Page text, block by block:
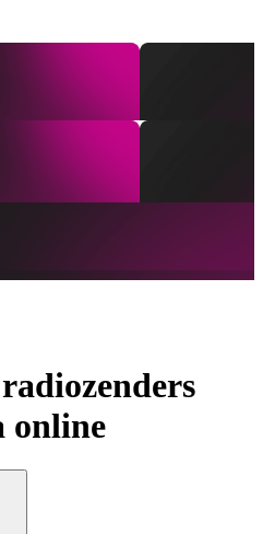
online